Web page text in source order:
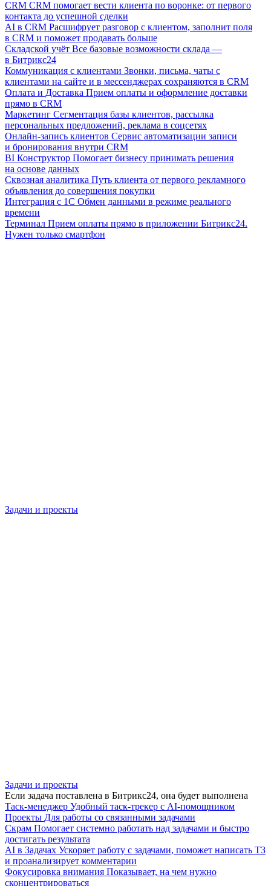
CRM CRM помогает вести клиента по воронке: от первого
контакта до успешной сделки
AI в CRM Расшифрует разговор с клиентом, заполнит поля
в CRM и поможет продавать больше
Складской учёт Все базовые возможности склада —
в Битрикс24
Коммуникация с клиентами Звонки, письма, чаты с
клиентами на сайте и в мессенджерах сохраняются в CRM
Оплата и Доставка Прием оплаты и оформление доставки
прямо в CRM
Маркетинг Сегментация базы клиентов, рассылка
персональных предложений, реклама в соцсетях
Онлайн-запись клиентов Сервис автоматизации записи
и бронирования внутри CRM
BI Конструктор Помогает бизнесу принимать решения
на основе данных
Сквозная аналитика Путь клиента от первого рекламного
объявления до совершения покупки
Интеграция с 1С Обмен данными в режиме реального
времени
Терминал Прием оплаты прямо в приложении Битрикс24.
Нужен только смартфон
Задачи и проекты
Задачи и проекты
Если задача поставлена в Битрикс24, она будет выполнена
Таск-менеджер Удобный таск-трекер с AI-помощником
Проекты Для работы со связанными задачами
Скрам Помогает системно работать над задачами и быстро
достигать результата
AI в Задачах Ускоряет работу с задачами, поможет написать ТЗ
и проанализирует комментарии
Фокусировка внимания Показывает, на чем нужно
сконцентрироваться